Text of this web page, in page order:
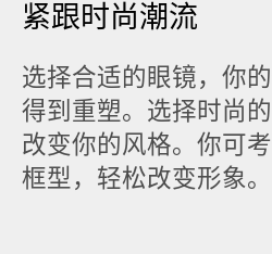
紧跟时尚潮流
选择合适的眼镜，你
得到重塑。选择时尚
改变你的风格。你可
框型，轻松改变形象。